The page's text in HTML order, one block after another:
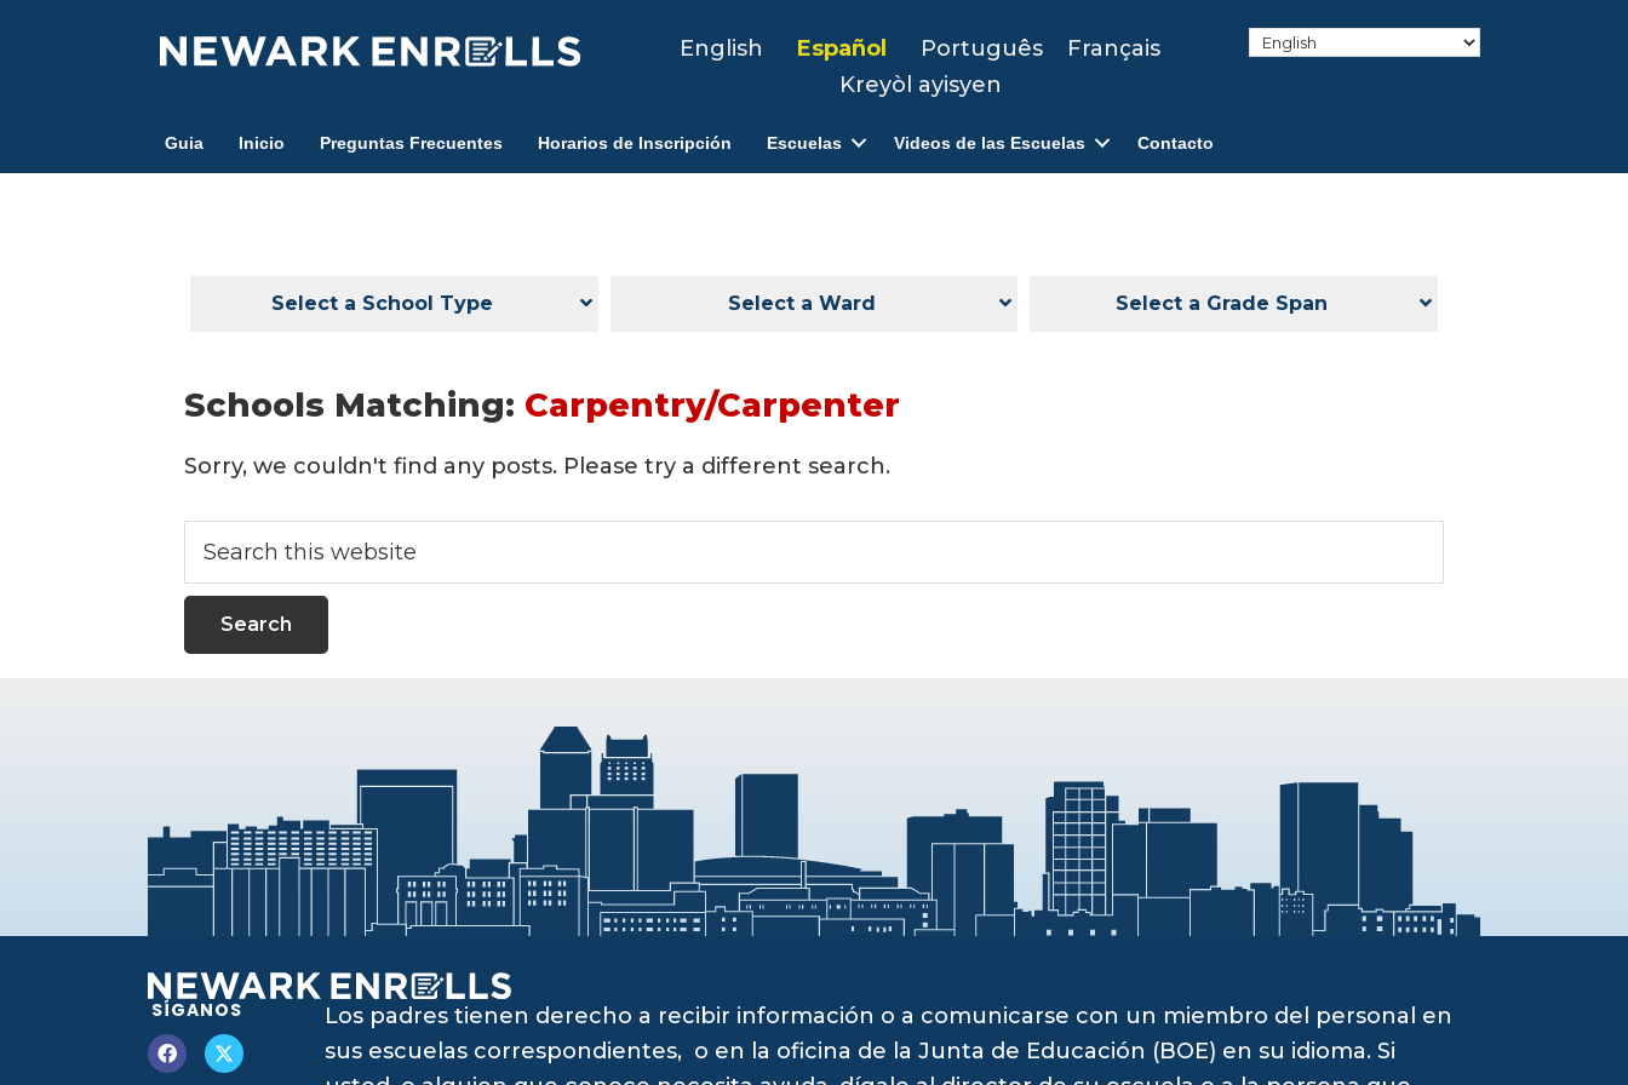
English Español Português
Français
Kreyòl ayisyen
Guia Inicio Preguntas Frecuentes Horarios de Inscripción Escuelas Videos de las Escuelas Contacto
Select a School Type Select a Ward Select a Grade Span
Schools Matching: Carpentry/Carpenter
Sorry, we couldn't find any posts. Please try a different search.
Search
website
SÍGANOS
Los padres tienen derecho a recibir información o a comunicarse con un miembro del personal en
sus escuelas correspondientes, o en la oficina de la Junta de Educación (BOE) en su idioma. Si